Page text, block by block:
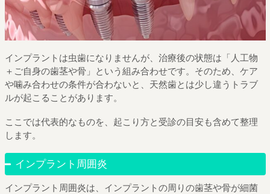
インプラントは虫歯になりませんが、治療後の状態は「人工物
＋ご自身の歯茎や骨」という組み合わせです。そのため、ケア
や噛み合わせの条件が合わないと、天然歯とは少し違うトラブ
ルが起こることがあります。
ここでは代表的なものを、起こり方と受診の目安も含めて整理
します。
インプラント周囲炎
インプラント周囲炎は、インプラントの周りの歯茎や骨が細菌